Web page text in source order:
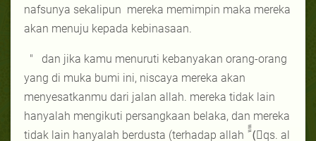
nafsunya sekalipun mereka memimpin maka mereka
akan menuju kepada kebinasaan.
"
dan jika kamu menuruti kebanyakan orang-orang
yang di muka bumi ini, niscaya mereka akan
menyesatkanmu dari jalan allah. mereka tidak lain
hanyalah mengikuti persangkaan belaka, dan mereka
tidak lain hanyalah berdusta (terhadap allah
)ًqs. al